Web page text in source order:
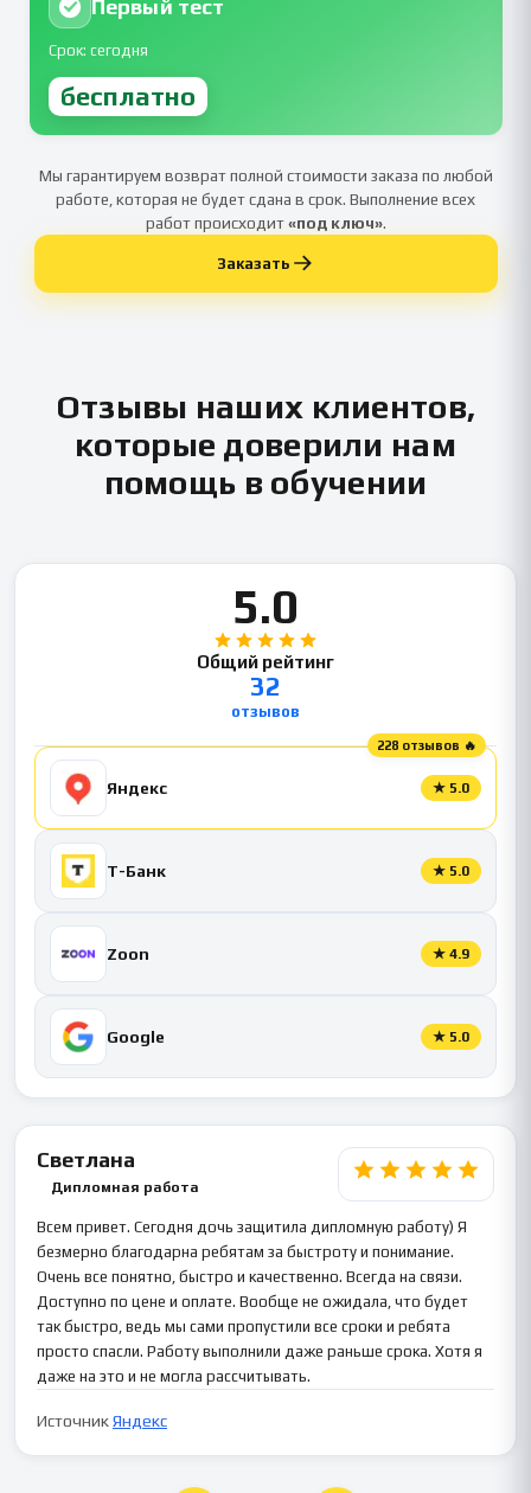
Первый тест
Срок: сегодня
бесплатно
Мы гарантируем возврат полной стоимости заказа по любой
работе, которая не будет сдана в срок. Выполнение всех
работ происходит«под ключ».
Заказать
Отзывы наших клиентов,
которые доверили нам
помощь в обучении
5.0
Общий рейтинг
32
отзывов
228 отзывов 🔥
Яндекс ★ 5.0
Т-Банк ★ 5.0
Zoon ★ 4.9
Google ★ 5.0
Светлана
Дипломная работа
Всем привет. Сегодня дочь защитила дипломную работу) Я
безмерно благодарна ребятам за быстроту и понимание.
Очень все понятно, быстро и качественно. Всегда на связи.
Доступно по цене и оплате. Вообще не ожидала, что будет
так быстро, ведь мы сами пропустили все сроки и ребята
просто спасли. Работу выполнили даже раньше срока. Хотя я
даже на это и не могла рассчитывать.
ИсточникЯндекс